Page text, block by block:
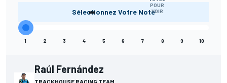
-
POUR
VOIR
Sélectionnez Votre Note
1 2 3 4 5 6 7 8 9 10
Raúl Fernández
TRACKHOUSE RACING TEAM